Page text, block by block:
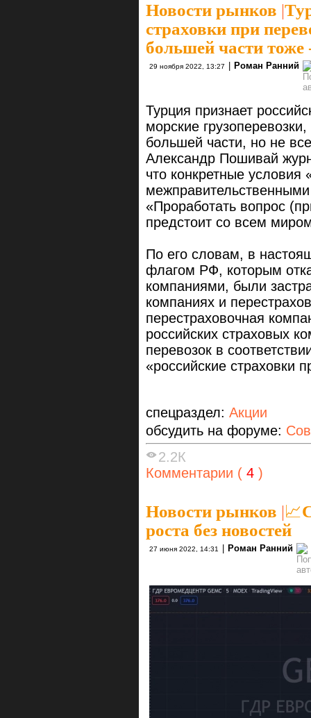
Новости рынков |
страховки при
большей части
29 ноября 2022, 13:27 Роман Ранний
Турция признает
морские
большей части, но не
Александр Пошивай
что конкретные условия
«Проработать вопрос
предстоит со всем
По его словам, в
флагом РФ, которым
компаниями, были
компаниях и
перестраховочная
российских страховых
перевозок в
«российские страховки
спецраздел: Акции
обсудить на форуме:
2.2К
Комментарии ( 4 )
Новости рынков |
роста без новостей
27 июня 2022, 14:31 Роман Ранний